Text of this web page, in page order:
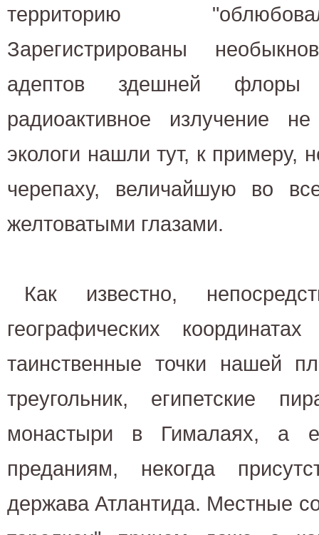
территорию
Зарегистрированы
адептов здешней
радиоактивное излучение
экологи нашли тут, к примеру,
черепаху, величайшую во
желтоватыми глазами.
Как известно,
географических
таинственные точки нашей
треугольник, египетские
монастыри в Гималаях, а
преданиям, некогда
держава Атлантида. Местные